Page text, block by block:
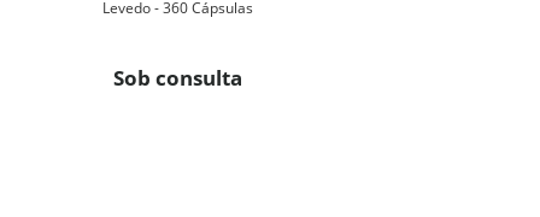
Levedo - 360 Cápsulas
Sob consulta